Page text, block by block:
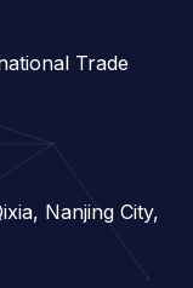
Trade
Nanjing City,